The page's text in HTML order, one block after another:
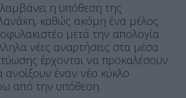
η υπόθεση της
καθώς ακόμη ένα μέλος
μετά την απολογία
νέες αναρτήσεις στα μέσα
έρχονται να προκαλέσουν
ανοίξουν έναν νέο κύκλο
από την υπόθεση.